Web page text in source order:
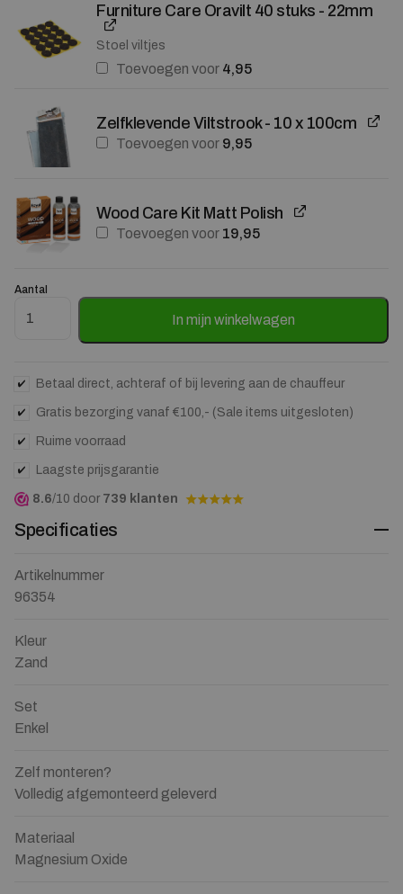
Furniture Care Oravilt 40 stuks - 22mm
Stoel viltjes
Toevoegen voor 4,95
Zelfklevende Viltstrook - 10 x 100cm
Toevoegen voor 9,95
Wood Care Kit Matt Polish
Toevoegen voor 19,95
Aantal
Ronde Salontafel Jade Magnesium oxide 80cm aantal
In mijn winkelwagen
Betaal direct, achteraf of bij levering aan de chauffeur
Gratis bezorging vanaf €100,- (Sale items uitgesloten)
Ruime voorraad
Laagste prijsgarantie
8.6/10 door 739 klanten
Specificaties
Artikelnummer
96354
Kleur
Zand
Set
Enkel
Zelf monteren?
Volledig afgemonteerd geleverd
Materiaal
Magnesium Oxide